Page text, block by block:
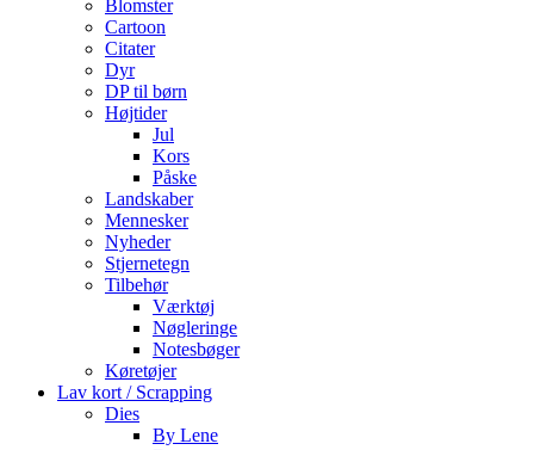
Blomster
Cartoon
Citater
Dyr
DP til børn
Højtider
Jul
Kors
Påske
Landskaber
Mennesker
Nyheder
Stjernetegn
Tilbehør
Værktøj
Nøgleringe
Notesbøger
Køretøjer
Lav kort / Scrapping
Dies
By Lene